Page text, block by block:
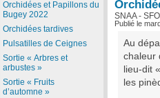
SNAA -
Publié le
Au
chaleur
lieu-dit
les
Orchidées et Papillons du
Bugey 2022
Orchidées tardives
Pulsatilles de Ceignes
Sortie « Arbres et
arbustes »
Sortie « Fruits
d’automne »